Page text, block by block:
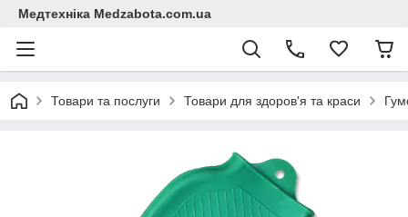
Медтехніка Medzabota.com.ua
Товари та послуги Товари для здоров'я та краси